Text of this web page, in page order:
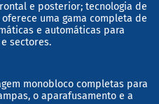
e posterior; tecnologia de
oferece uma gama completa de
e automáticas para
sectores.
monobloco completas para
o aparafusamento e a